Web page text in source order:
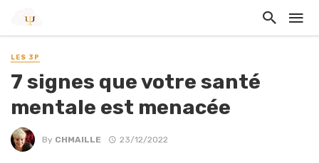
LES 3P
7 signes que votre santé
mentale est menacée
By CHMAILLE 23/12/2022